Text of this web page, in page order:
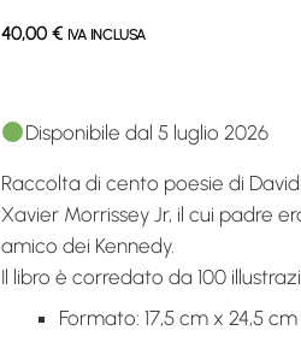
40,00€ IVA INCLUSA
Disponibile dal 5 luglio 2026
Raccolta di cento poesie di
Xavier Morrissey Jr, il cui padre
amico dei Kennedy.
Il libro è corredato da 100
Formato: 17,5 cm x 24,5 cm